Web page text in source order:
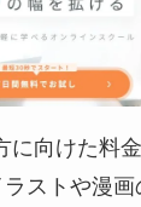
に向けた料
ストや漫画